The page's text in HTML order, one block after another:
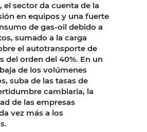
el sector da cuenta de la
en equipos y una fuerte
de gas-oil debido a
sumado a la carga
el autotransporte de
del orden del 40%. En un
de los volúmenes
suba de las tasas de
cambiaria, la
de las empresas
vez más a los